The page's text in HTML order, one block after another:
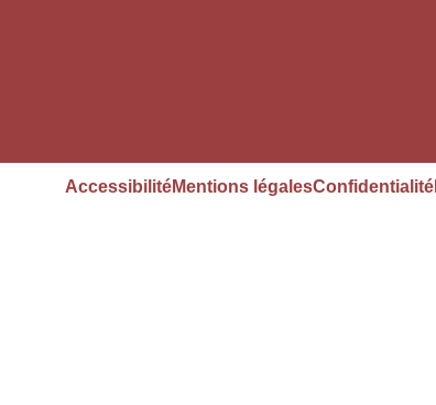
AccessibilitéMentions légalesConfidentialité